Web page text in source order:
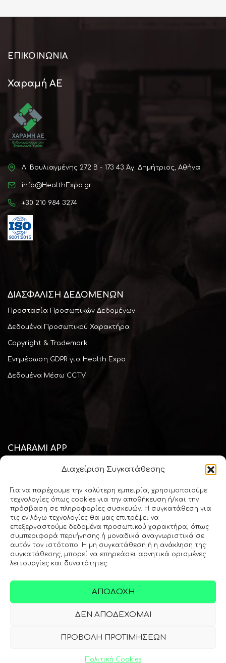
Διαχείριση Συγκατάθεσης
Για να παρέχουμε την καλύτερη εμπειρία, χρησιμοποιούμε
τεχνολογίες όπως cookies για την αποθήκευση ή/και την
πρόσβαση σε πληροφορίες συσκευών. Η συγκατάθεση για
τις εν λόγω τεχνολογίες θα μας επιτρέψει να
επεξεργαστούμε δεδομένα προσωπικού χαρακτήρα, όπως
συμπεριφορά περιήγησης ή μοναδικά αναγνωριστικά σε
αυτόν τον ιστότοπο. Η μη συγκατάθεση ή η ανάκληση της
συγκατάθεσης, μπορεί να επηρεάσει αρνητικά ορισμένες
λειτουργίες και δυνατότητες.
ΑΠΟΔΟΧΉ
ΔΕΝ ΑΠΟΔΈΧΟΜΑΙ
ΠΡΟΒΟΛΉ ΠΡΟΤΙΜΉΣΕΩΝ
Πολιτική Cookies
ΕΠΙΚΟΙΝΩΝΊΑ
Χαραμή ΑΕ
Λ. Βουλιαγμένης 272 Β - 173 43 Άγ. Δημήτριος, Αθήνα
info@HealthExpo.gr
+30 210 984 3274
ΔΙΑΣΦΆΛΙΣΗ ΔΕΔΟΜΕΝΩΝ
Προστασία Προσωπικών Δεδομένων
Δεδομένα Προσωπικού Χαρακτήρα
Copyright & Trademark
Ενημέρωση GDPR για Health Expo
Δεδομένα Μέσω CCTV
CHARAMI APP
Κατεβάστε την mobile εφαρμογή "Charami SA" και μείνετε
φαρμακείου και της υγείας
Download via
Apple Store
Download via
Copyright © 2000 - 2026 Χαραμή ΑΕ